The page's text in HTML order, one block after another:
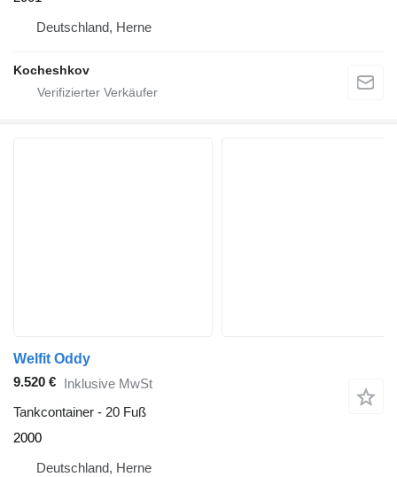
Deutschland, Herne
Kocheshkov
Welfit Oddy
9.520 € Inklusive MwSt
Tankcontainer - 20 Fuß
2000
Deutschland, Herne